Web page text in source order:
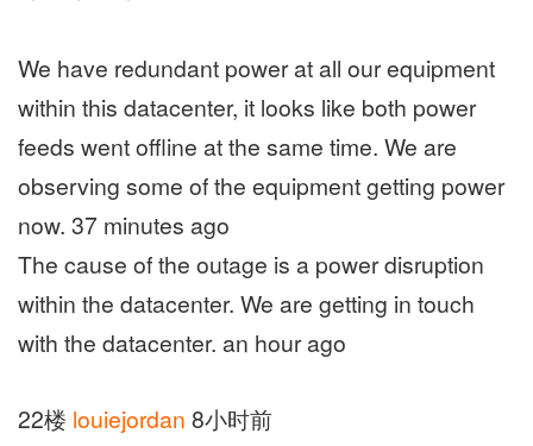
We have redundant power at all our equipment
within this datacenter, it looks like both power
feeds went offline at the same time. We are
observing some of the equipment getting power
now. 37 minutes ago
The cause of the outage is a power disruption
within the datacenter. We are getting in touch
with the datacenter. an hour ago
22楼 louiejordan 8小时前